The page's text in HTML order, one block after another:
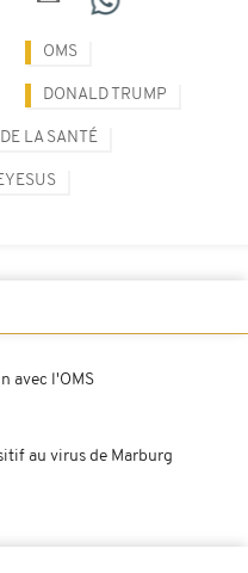
OMS
DONALD TRUMP
LA SANTÉ
avec l'OMS
au virus de Marburg